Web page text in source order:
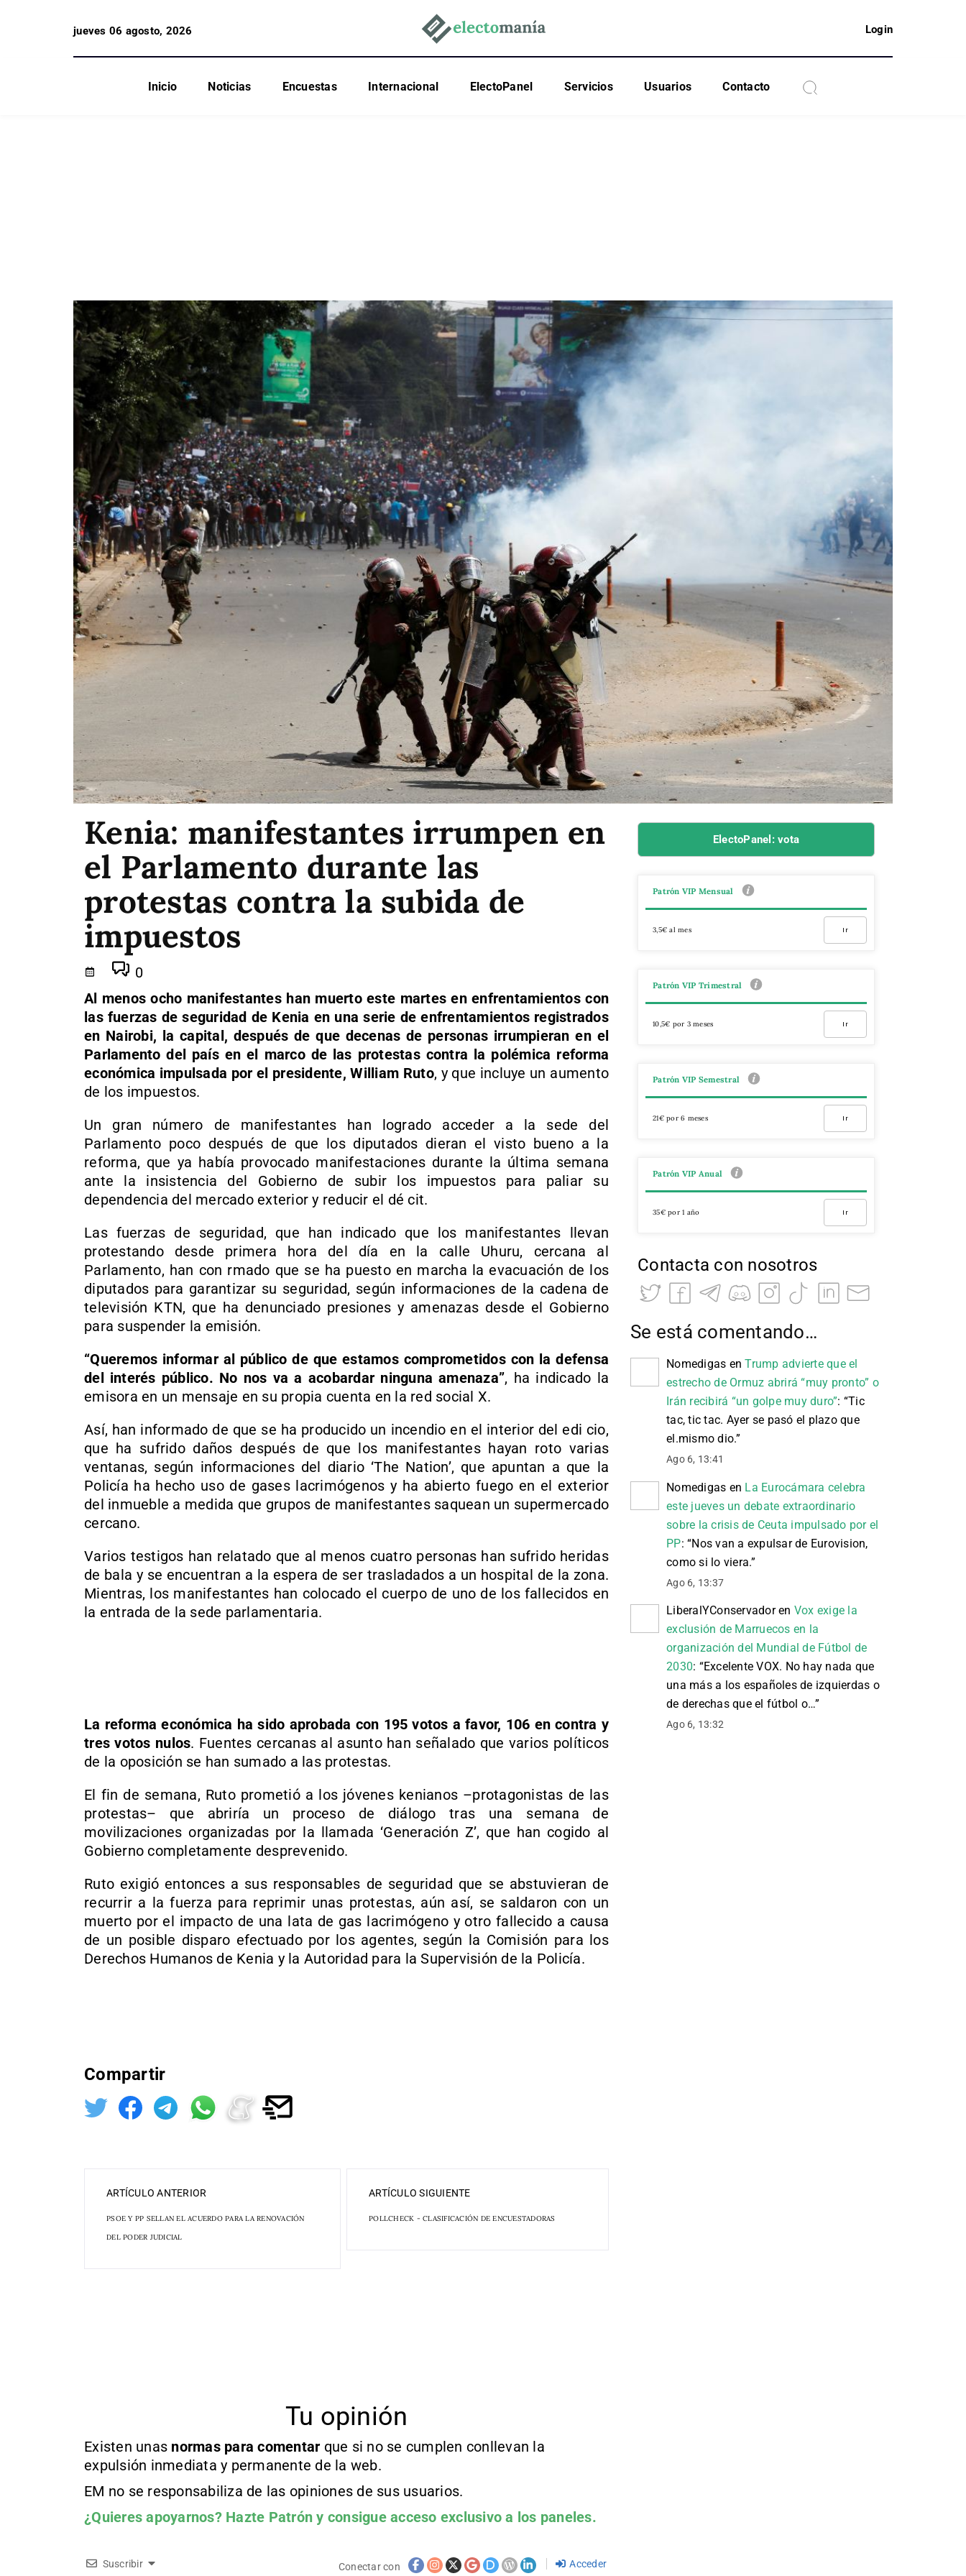
jueves 06 agosto, 2026 Login
Inicio Noticias Encuestas Internacional ElectoPanel Servicios Usuarios Contacto
Kenia: manifestantes irrumpen en
el Parlamento durante las
protestas contra la subida de
impuestos
0
Al menos ocho manifestantes han muerto este martes en enfrentamientos con
las fuerzas de seguridad de Kenia en una serie de enfrentamientos registrados
en Nairobi, la capital, después de que decenas de personas irrumpieran en el
Parlamento del país en el marco de las protestas contra la polémica reforma
económica impulsada por el presidente, William Ruto, y que incluye un aumento
de los impuestos.
Un gran número de manifestantes han logrado acceder a la sede del
Parlamento poco después de que los diputados dieran el visto bueno a la
reforma, que ya había provocado manifestaciones durante la última semana
ante la insistencia del Gobierno de subir los impuestos para paliar su
dependencia del mercado exterior y reducir el dé cit.
Las fuerzas de seguridad, que han indicado que los manifestantes llevan
protestando desde primera hora del día en la calle Uhuru, cercana al
Parlamento, han con rmado que se ha puesto en marcha la evacuación de los
diputados para garantizar su seguridad, según informaciones de la cadena de
televisión KTN, que ha denunciado presiones y amenazas desde el Gobierno
para suspender la emisión.
“Queremos informar al público de que estamos comprometidos con la defensa
del interés público. No nos va a acobardar ninguna amenaza”, ha indicado la
emisora en un mensaje en su propia cuenta en la red social X.
Así, han informado de que se ha producido un incendio en el interior del edi cio,
que ha sufrido daños después de que los manifestantes hayan roto varias
ventanas, según informaciones del diario ‘The Nation’, que apuntan a que la
Policía ha hecho uso de gases lacrimógenos y ha abierto fuego en el exterior
del inmueble a medida que grupos de manifestantes saquean un supermercado
cercano.
Varios testigos han relatado que al menos cuatro personas han sufrido heridas
de bala y se encuentran a la espera de ser trasladados a un hospital de la zona.
Mientras, los manifestantes han colocado el cuerpo de uno de los fallecidos en
la entrada de la sede parlamentaria.
La reforma económica ha sido aprobada con 195 votos a favor, 106 en contra y
tres votos nulos. Fuentes cercanas al asunto han señalado que varios políticos
de la oposición se han sumado a las protestas.
El fin de semana, Ruto prometió a los jóvenes kenianos –protagonistas de las
protestas– que abriría un proceso de diálogo tras una semana de
movilizaciones organizadas por la llamada ‘Generación Z’, que han cogido al
Gobierno completamente desprevenido.
Ruto exigió entonces a sus responsables de seguridad que se abstuvieran de
recurrir a la fuerza para reprimir unas protestas, aún así, se saldaron con un
muerto por el impacto de una lata de gas lacrimógeno y otro fallecido a causa
de un posible disparo efectuado por los agentes, según la Comisión para los
Derechos Humanos de Kenia y la Autoridad para la Supervisión de la Policía.
Compartir
ARTÍCULO ANTERIOR
PSOE Y PP SELLAN EL ACUERDO PARA LA RENOVACIÓN
DEL PODER JUDICIAL
ARTÍCULO SIGUIENTE
POLLCHECK - CLASIFICACIÓN DE ENCUESTADORAS
Tu opinión
Existen unas normas para comentar que si no se cumplen conllevan la
expulsión inmediata y permanente de la web.
EM no se responsabiliza de las opiniones de sus usuarios.
¿Quieres apoyarnos? Hazte Patrón y consigue acceso exclusivo a los paneles.
Suscribir Conectar con Acceder
ElectoPanel: vota
Patrón VIP Mensual
3,5€ al mes Ir
Patrón VIP Trimestral
10,5€ por 3 meses Ir
Patrón VIP Semestral
21€ por 6 meses Ir
Patrón VIP Anual
35€ por 1 año Ir
Contacta con nosotros
Se está comentando…
Nomedigas enTrump advierte que el
estrecho de Ormuz abrirá “muy pronto” o
Irán recibirá “un golpe muy duro”: “Tic
tac, tic tac. Ayer se pasó el plazo que
el.mismo dio.”
Ago 6, 13:41
Nomedigas en La Eurocámara celebra
este jueves un debate extraordinario
sobre la crisis de Ceuta impulsado por el
PP: “Nos van a expulsar de Eurovision,
como si lo viera.”
Ago 6, 13:37
LiberalYConservadoren Vox exige la
exclusión de Marruecos en la
organización del Mundial de Fútbol de
2030: “Excelente VOX. No hay nada que
una más a los españoles de izquierdas o
de derechas que el fútbol o…”
Ago 6, 13:32